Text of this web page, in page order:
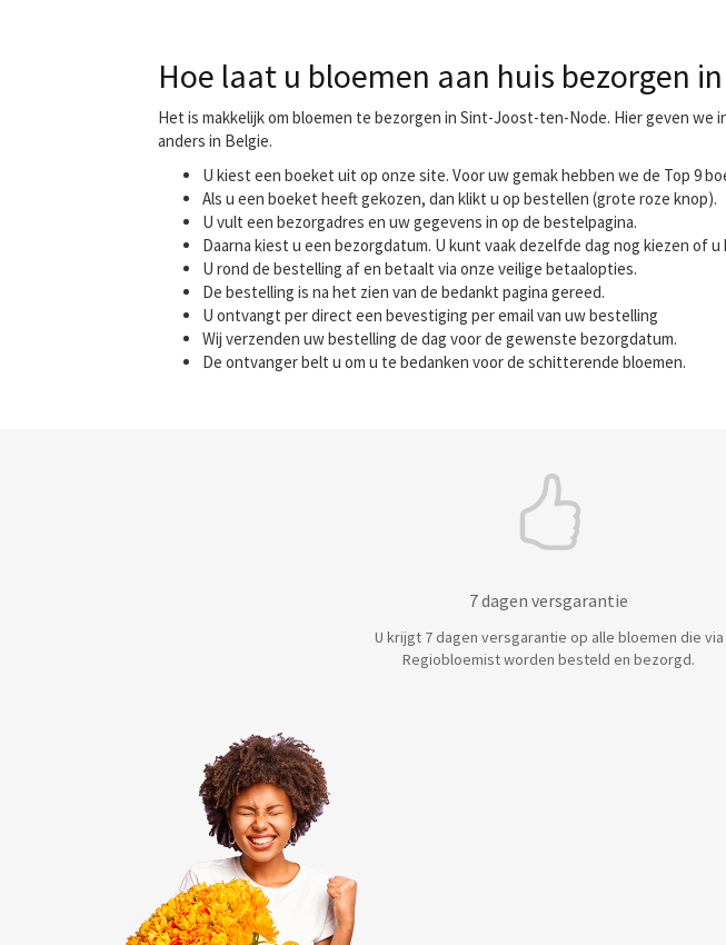
Hoe laat u bloemen aan huis bezorgen
Het is makkelijk om bloemen te bezorgen in Sint-Joost-ten-Node. Hier geven
anders in Belgie.
U kiest een boeket uit op onze site. Voor uw gemak hebben we de Top 9
Als u een boeket heeft gekozen, dan klikt u op bestellen (grote roze knop).
U vult een bezorgadres en uw gegevens in op de bestelpagina.
Daarna kiest u een bezorgdatum. U kunt vaak dezelfde dag nog kiezen of
U rond de bestelling af en betaalt via onze veilige betaalopties.
De bestelling is na het zien van de bedankt pagina gereed.
U ontvangt per direct een bevestiging per email van uw bestelling
Wij verzenden uw bestelling de dag voor de gewenste bezorgdatum.
De ontvanger belt u om u te bedanken voor de schitterende bloemen.
7 dagen versgarantie
U krijgt 7 dagen versgarantie op alle bloemen die via
Regiobloemist worden besteld en bezorgd.